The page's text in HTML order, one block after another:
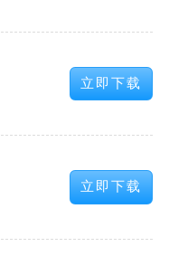
立即下载
立即下载